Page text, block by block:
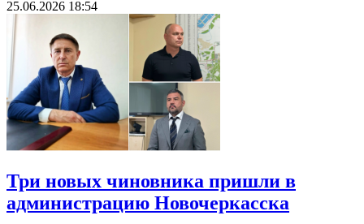
25.06.2026 18:54
Три новых чиновника пришли в
администрацию Новочеркасска